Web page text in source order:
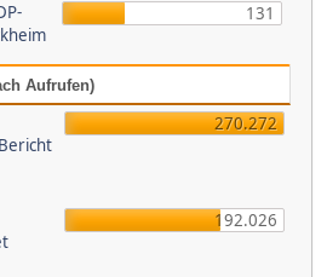
131
Aufrufen)
270.272
192.026